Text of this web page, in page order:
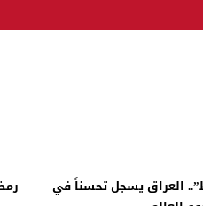
العراق يسجل تحسناً في